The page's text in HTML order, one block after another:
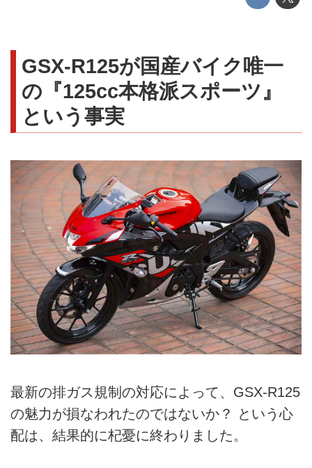
GSX-R125が国産バイク唯一
の『125cc本格派スポーツ』
という事実
最新の排ガス規制の対応によって、GSX-R125
の魅力が損なわれたのではないか？ という心
配は、結果的に杞憂に終わりました。